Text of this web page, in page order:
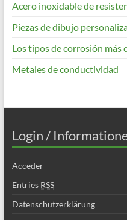
Acero inoxidable de
Piezas de dibujo
Los tipos de corrosión más
Metales de conductividad
Login /
Acceder
Entries RSS
Datenschutzerklärung